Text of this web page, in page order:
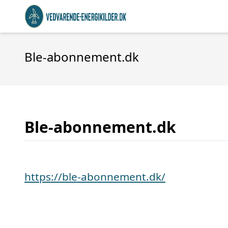
Ble-abonnement.dk
Ble-abonnement.dk
https://ble-abonnement.dk/